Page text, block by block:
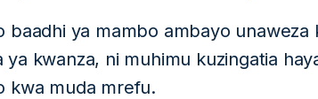
baadhi ya mambo ambayo
ya kwanza, ni muhimu kuzingatia
kwa muda mrefu.